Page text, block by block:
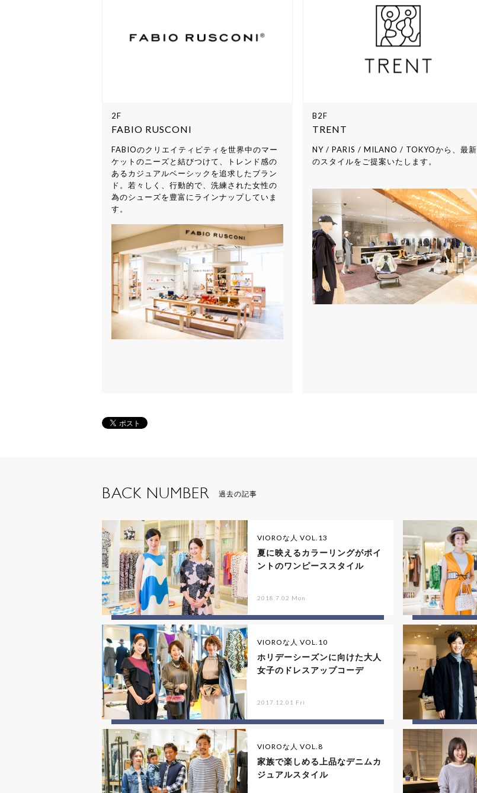
2F
FABIO RUSCONI
FABIOのクリエイティビティを世界中のマー
ケットのニーズと結びつけて、トレンド感の
あるカジュアルベーシックを追求したブラン
ド。若々しく、行動的で、洗練された女性の
為のシューズを豊富にラインナップしていま
す。
B2F
TRENT
NY / PARIS / MILANO / TOKYOから、最新
のスタイルをご提案いたします。
BACK NUMBER 過去の記事
VIOROな人 VOL.13
夏に映えるカラーリングがポイ
ントのワンピーススタイル
2018.7.02 Mon
VIOROな人 VOL.10
ホリデーシーズンに向けた大人
女子のドレスアップコーデ
2017.12.01 Fri
VIOROな人 VOL.8
家族で楽しめる上品なデニムカ
ジュアルスタイル